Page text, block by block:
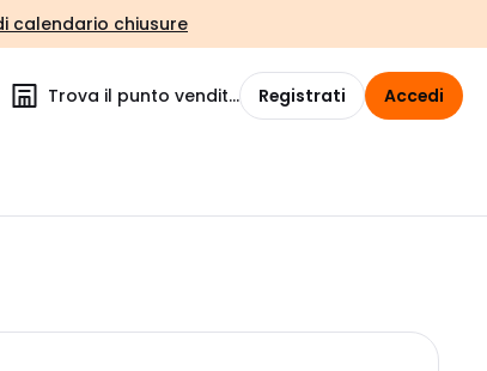
calendario chiusure
Trova il punto vendita Registrati Accedi